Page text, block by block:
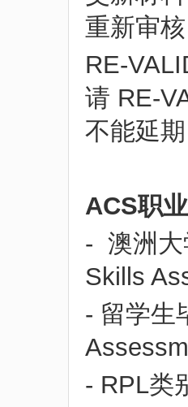
重新审
RE-
请 RE-
不能延
ACS职
- 澳洲
Skills
- 留学生
- RPL类